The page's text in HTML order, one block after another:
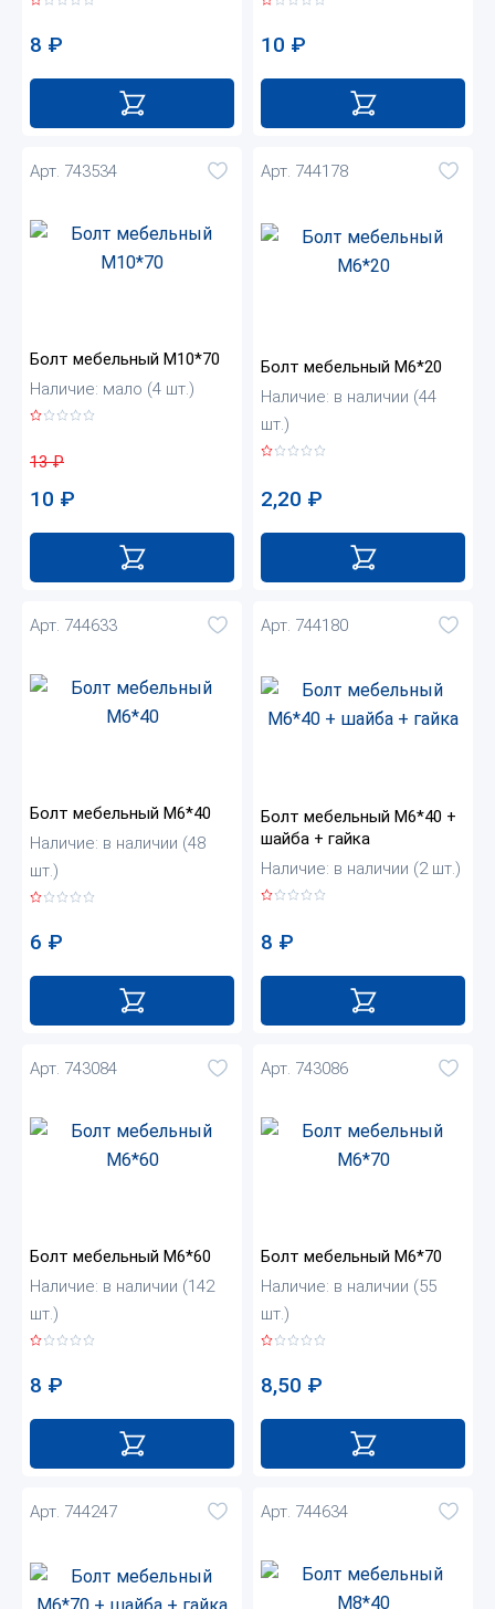
8 ₽ 10 ₽
Арт. 743534
Болт мебельный М10*70
Наличие: мало (4 шт.)
13₽
10 ₽
Арт. 744178
Болт мебельный М6*20
Наличие: в наличии (44
шт.)
2,20 ₽
Арт. 744633
Болт мебельный М6*40
Наличие: в наличии (48
шт.)
6 ₽
Арт. 744180
Болт мебельный М6*40 +
шайба + гайка
Наличие: в наличии (2 шт.)
8 ₽
Арт. 743084
Болт мебельный М6*60
Наличие: в наличии (142
шт.)
8 ₽
Арт. 743086
Болт мебельный М6*70
Наличие: в наличии (55
шт.)
8,50 ₽
Арт. 744247 Арт. 744634